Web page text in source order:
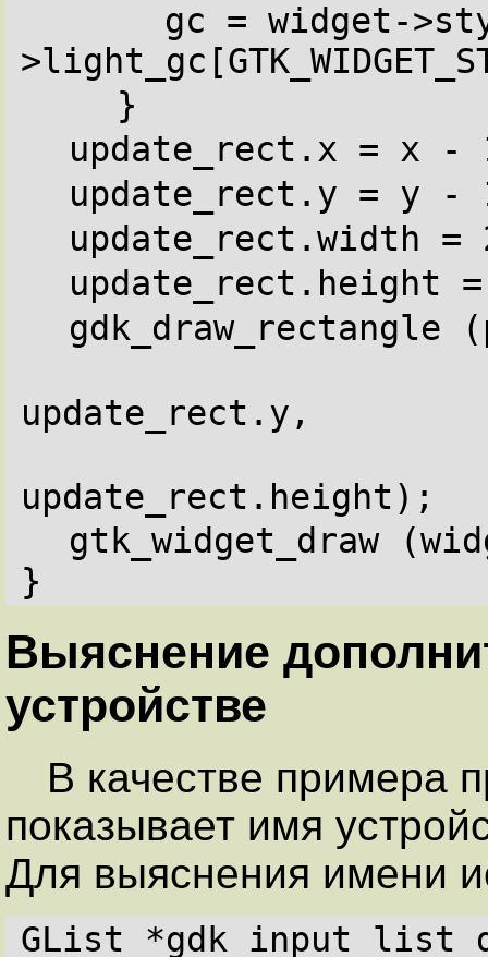
gc = widget-
}
update_rect.x = x -
update_rect.y = y -
update_rect.width
update_rect.height
gdk_draw_rectangle
update_rect.y,
update_rect.height);
gtk_widget_draw
}
Выяснение
устройстве
В качестве примера
показывает имя
Для выяснения имени
GList